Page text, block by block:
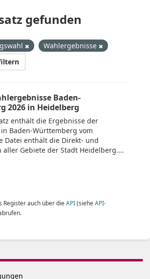
gefunden
Wahlergebnisse
Baden-
2026 in Heidelberg
enthält die Ergebnisse der
Baden-Württemberg vom
Datei enthält die Direkt- und
aller Gebiete der Stadt Heidelberg....
Register auch über die API(siehe API-